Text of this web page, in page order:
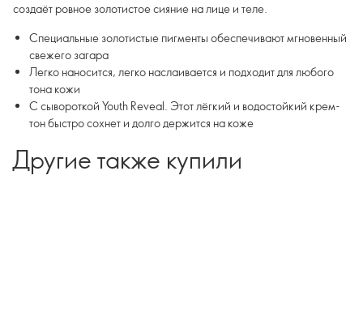
создаёт ровное золотистое сияние на лице и теле.
Специальные золотистые пигменты обеспечивают мгновенный
свежего загара
Легко наносится, легко наслаивается и подходит для любого
тона кожи
С сывороткой Youth Reveal. Этот лёгкий и водостойкий крем-
тон быстро сохнет и долго держится на коже
Другие также купили